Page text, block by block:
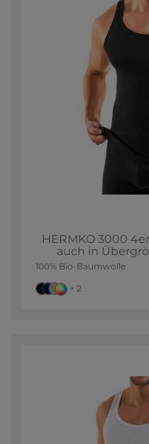
HERMKO 3000
auch in
100% Bio-Baumwolle
+ 2